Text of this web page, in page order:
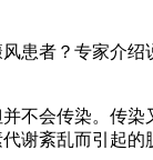
患者？专家介
不会传染。传
谢紊乱而引起